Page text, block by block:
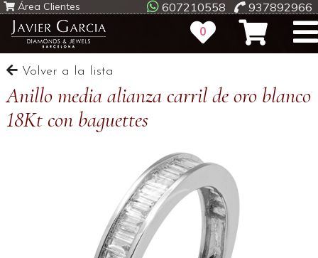
0
607210558 937892966
Área Clientes
Volver a la lista
Anillo media alianza carril de oro blanco
18Kt con baguettes